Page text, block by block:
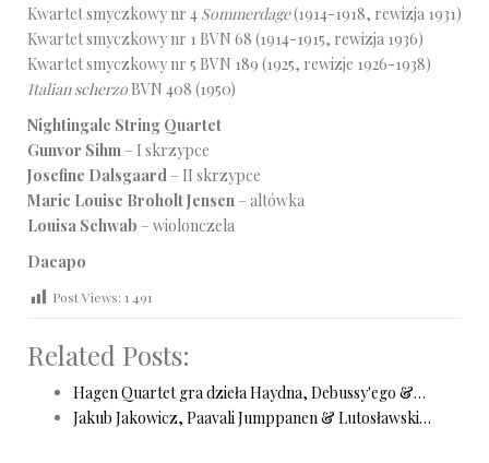
Kwartet smyczkowy nr 4 Sommerdage(1914-1918, rewizja 1931)
Kwartet smyczkowy nr 1 BVN 68 (1914-1915, rewizja 1936)
Kwartet smyczkowy nr 5 BVN 189 (1925, rewizje 1926-1938)
Italian scherzo BVN 408 (1950)
Nightingale String Quartet
Gunvor Sihm – I skrzypce
Josefine Dalsgaard – II skrzypce
Marie Louise Broholt Jensen – altówka
Louisa Schwab – wiolonczela
Dacapo
Post Views: 1 491
Related Posts:
Hagen Quartet gra dzieła Haydna, Debussy'ego &…
Jakub Jakowicz, Paavali Jumppanen & Lutosławski…